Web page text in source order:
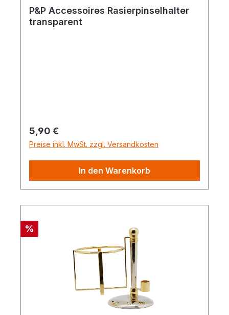
P&P Accessoires Rasierpinselhalter
transparent
Regulärer Preis:
5,90 €
Preise inkl. MwSt. zzgl. Versandkosten
In den Warenkorb
Rabatt
%